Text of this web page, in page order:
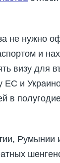
не нужно
и
визу для
и
в
Румынии